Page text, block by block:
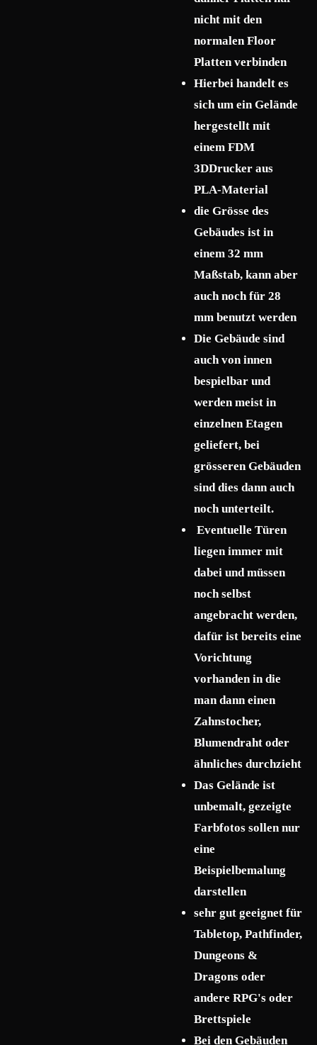
nicht mit den
normalen Floor
Platten verbinden
Hierbei handelt es
sich um ein Gelände
hergestellt mit
einem FDM
3DDrucker aus
PLA-Material
die Grösse des
Gebäudes ist in
einem 32 mm
Maßstab, kann aber
auch noch für 28
mm benutzt werden
Die Gebäude sind
auch von innen
bespielbar und
werden meist in
einzelnen Etagen
geliefert, bei
grösseren Gebäuden
sind dies dann auch
noch unterteilt.
Eventuelle Türen
liegen immer mit
dabei und müssen
noch selbst
angebracht werden,
dafür ist bereits eine
Vorichtung
vorhanden in die
man dann einen
Zahnstocher,
Blumendraht oder
ähnliches durchzieht
Das Gelände ist
unbemalt, gezeigte
Farbfotos sollen nur
eine
Beispielbemalung
darstellen
sehr gut geeignet für
Tabletop, Pathfinder,
Dungeons &
Dragons oder
andere RPG's oder
Brettspiele
Bei den Gebäuden